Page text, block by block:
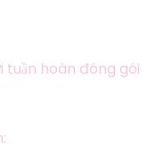
tuần hoàn đóng gói